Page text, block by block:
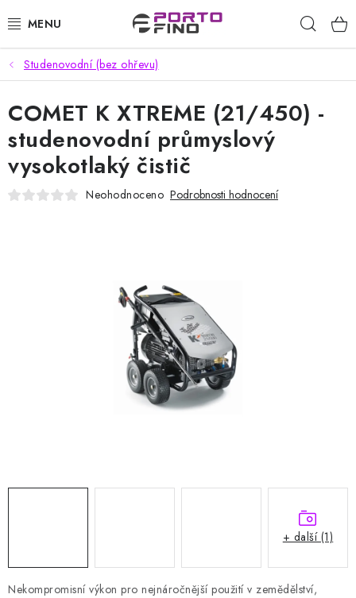
na
CHEMIE A PÉČE O VOZIDLA
PŘÍSLUŠENSTVÍ A ND K AUTOMYČKÁM
VYSOKOTLAKÉ A ČISTÍCÍ STROJE
VYSAVAČE, TEPOVAČE
CHEMIE - BEZKONTAKTNÍ MYČKY
HODNOCENÍ OBCHODU
Jak nakupovat O nás
Kontakty
Studenovodní (bez ohřevu)
Nekompromisní výkon pro nejnáročnější použití v zemědělství,
COMET K XTREME (21/450) -
studenovodní průmyslový
vysokotlaký čistič
Neohodnoceno Podrobnosti hodnocení
+ další (1)